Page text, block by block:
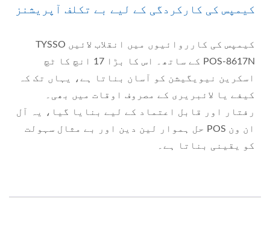
کیمپس کی کارکردگی کے لیے بے تکلف آپریشنز
کیمپس کی کارروائیوں میں انقلاب لائیں TYSSO
POS-8617N کے ساتھ۔ اس کا بڑا 17 انچ کا ٹچ
اسکرین نیویگیشن کو آسان بناتا ہے، یہاں تک کہ
کیفے یا لائبریری کے مصروف اوقات میں بھی۔
رفتار اور قابل اعتماد کے لیے بنایا گیا، یہ آل
ان ون POS حل ہموار لین دین اور بے مثال سہولت
کو یقینی بناتا ہے۔